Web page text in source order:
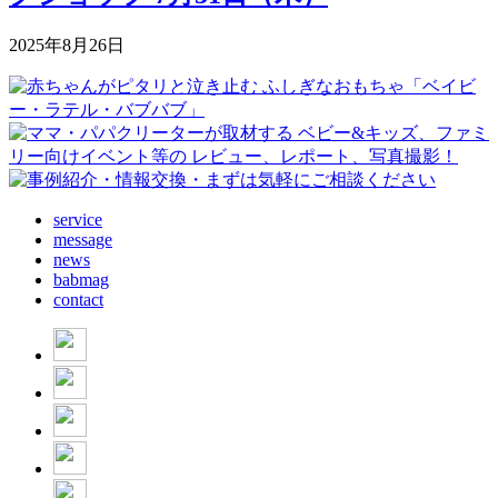
2025年8月26日
service
message
news
babmag
contact